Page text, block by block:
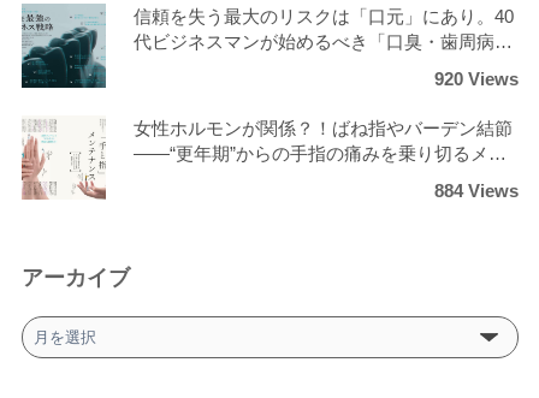
信頼を失う最大のリスクは「口元」にあり。40
代ビジネスマンが始めるべき「口臭・歯周病ゼ
920 Views
女性ホルモンが関係？！ばね指やバーデン結節
――“更年期”からの手指の痛みを乗り切るメン
884 Views
アーカイブ
ア
ー